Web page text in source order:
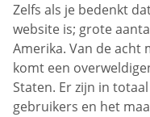
Zelfs als je bedenkt
website is; grote
Amerika. Van de
komt een
Staten. Er zijn in
gebruikers en het